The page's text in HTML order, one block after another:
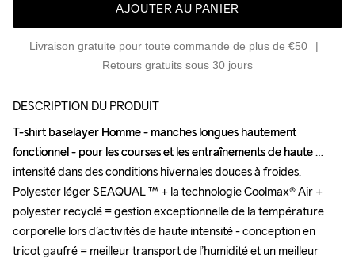
AJOUTER AU PANIER
Livraison gratuite pour toute commande de plus de €50
Retours gratuits sous 30 jours
DESCRIPTION DU PRODUIT
T-shirt baselayer Homme - manches longues hautement
fonctionnel - pour les courses et les entraînements de haute
intensité dans des conditions hivernales douces à froides.
Polyester léger SEAQUAL ™ + la technologie Coolmax® Air +
polyester recyclé = gestion exceptionnelle de la température
corporelle lors d’activités de haute intensité - conception en
tricot gaufré = meilleur transport de l’humidité et un meilleur
T-shirt baselayer Homme - manches longues hautement
fonctionnel - pour les courses et les entraînements de haute
intensité dans des conditions hivernales douces à froides.
Polyester léger SEAQUAL ™ + la technologie Coolmax® Air +
polyester recyclé = gestion exceptionnelle de la température
corporelle lors d’activités de haute intensité - conception en
tricot gaufré = meilleur transport de l’humidité et un meilleur